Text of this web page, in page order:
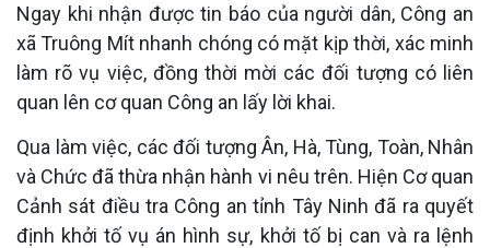
Ngay khi nhận được tin báo của người dân, Công an
xã Truông Mít nhanh chóng có mặt kịp thời, xác minh
làm rõ vụ việc, đồng thời mời các đối tượng có liên
quan lên cơ quan Công an lấy lời khai.
Qua làm việc, các đối tượng Ân, Hà, Tùng, Toàn, Nhân
và Chức đã thừa nhận hành vi nêu trên. Hiện Cơ quan
Cảnh sát điều tra Công an tỉnh Tây Ninh đã ra quyết
định khởi tố vụ án hình sự, khởi tố bị can và ra lệnh